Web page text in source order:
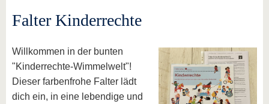
Falter Kinderrechte
Willkommen in der bunten
"Kinderrechte-Wimmelwelt"!
Dieser farbenfrohe Falter lädt
dich ein, in eine lebendige und